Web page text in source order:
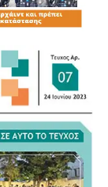
του 1 ου
ένα
αθλητικών
Οι
προσπάθεια
διάρκεια της